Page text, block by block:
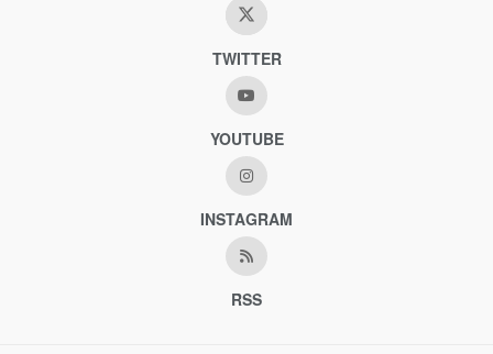
TWITTER
YOUTUBE
INSTAGRAM
RSS